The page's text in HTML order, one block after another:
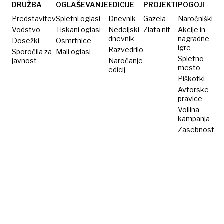
cestnem
predoru
na
svetu
DRUŽBA
Predstavitev
Vodstvo
Dosežki
Sporočila za
javnost
OGLAŠEVANJE
Spletni oglasi
Tiskani oglasi
Osmrtnice
Mali oglasi
EDICIJE
Dnevnik
Nedeljski
dnevnik
Razvedrilo
Naročanje
edicij
PROJEKTI
Gazela
Zlata nit
POGOJI
Naročniški
Akcije in
nagradne
igre
Spletno
mesto
Piškotki
Avtorske
pravice
Volilna
kampanja
Zasebnost